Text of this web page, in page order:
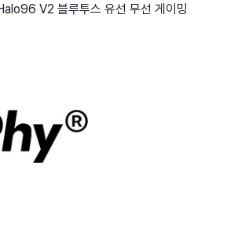
V2 블루투스 유선 무선 게이밍